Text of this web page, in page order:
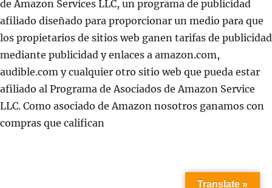
Translate »
de Amazon Services LLC, un programa de publicidad
afiliado diseñado para proporcionar un medio para que
los propietarios de sitios web ganen tarifas de publicidad
mediante publicidad y enlaces a amazon.com,
audible.com y cualquier otro sitio web que pueda estar
afiliado al Programa de Asociados de Amazon Service
LLC. Como asociado de Amazon nosotros ganamos con
compras que califican